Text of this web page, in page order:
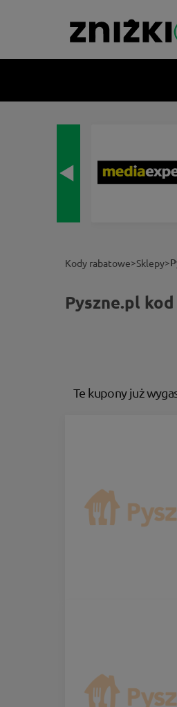
Kody rabatowe>Sklepy>
Pyszne.pl
Te kupony już